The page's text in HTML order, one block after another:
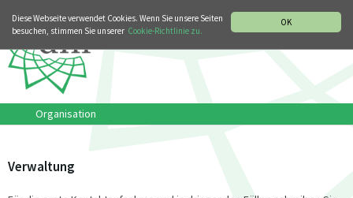
OK
Diese Webseite verwendet Cookies. Wenn Sie unsere Seiten
besuchen, stimmen Sie unserer Cookie-Richtlinie zu.
Organisation
Verwaltung